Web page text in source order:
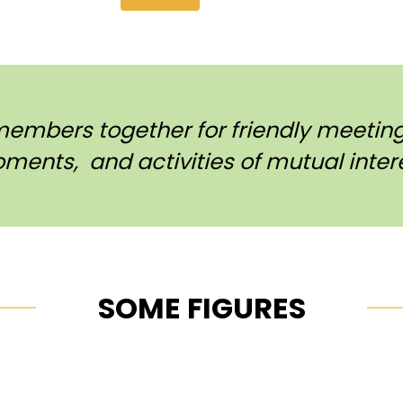
together for friendly
and activities of mutual
SOME FIGURES